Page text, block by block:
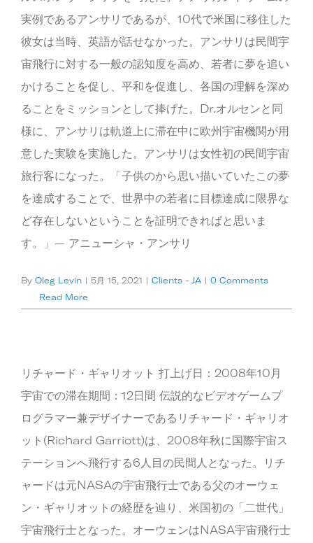
実例であるアンサリであるが、10代で米国に移住した
彼女は当時、英語が話せなかった。アンサリは民間宇
宙飛行に対する一般の認知度を高め、若者に夢を追い
かけることを促し、平和を促進し、各国の理解を深め
ることをミッションとして捧げた。Dr.オルセンと同
様に、アンサリは軌道上に滞在中に欧州宇宙機関が用
意した実験を実施した。アンサリは女性初の民間宇宙
旅行客になった。「子供のから思い描いていたこの夢
を達成することで、世界中の若者に目標達成に限界な
ど存在しないということを証明できればと思いま
す。」— アニューシャ・アンサリ
By Oleg Levin | 5月 15, 2021 | Clients - JA | 0 Comments
Read More
リチャード・ギャリオット 打上げ日：2008年10月
宇宙での滞在期間：12日間 伝説的なビデオゲームプ
ログラマー兼デザイナーであるリチャード・ギャリオ
ット(Richard Garriott)は、2008年秋に国際宇宙ス
テーションへ飛行する6人目の民間人となった。リチ
ャードは元NASAの宇宙飛行士である父のオーウェ
ン・ギャリオットの経歴を辿り、米国初の「二世代」
宇宙飛行士となった。オーウェンはNASA宇宙飛行士